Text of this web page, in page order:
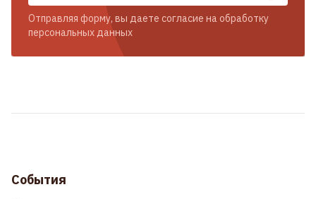
Отправляя форму, вы даете согласие на обработку
персональных данных
События